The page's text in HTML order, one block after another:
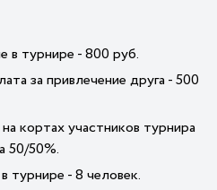
в турнире - 800 руб.
за привлечение друга - 500
кортах участников турнира
50/50%.
турнире - 8 человек.